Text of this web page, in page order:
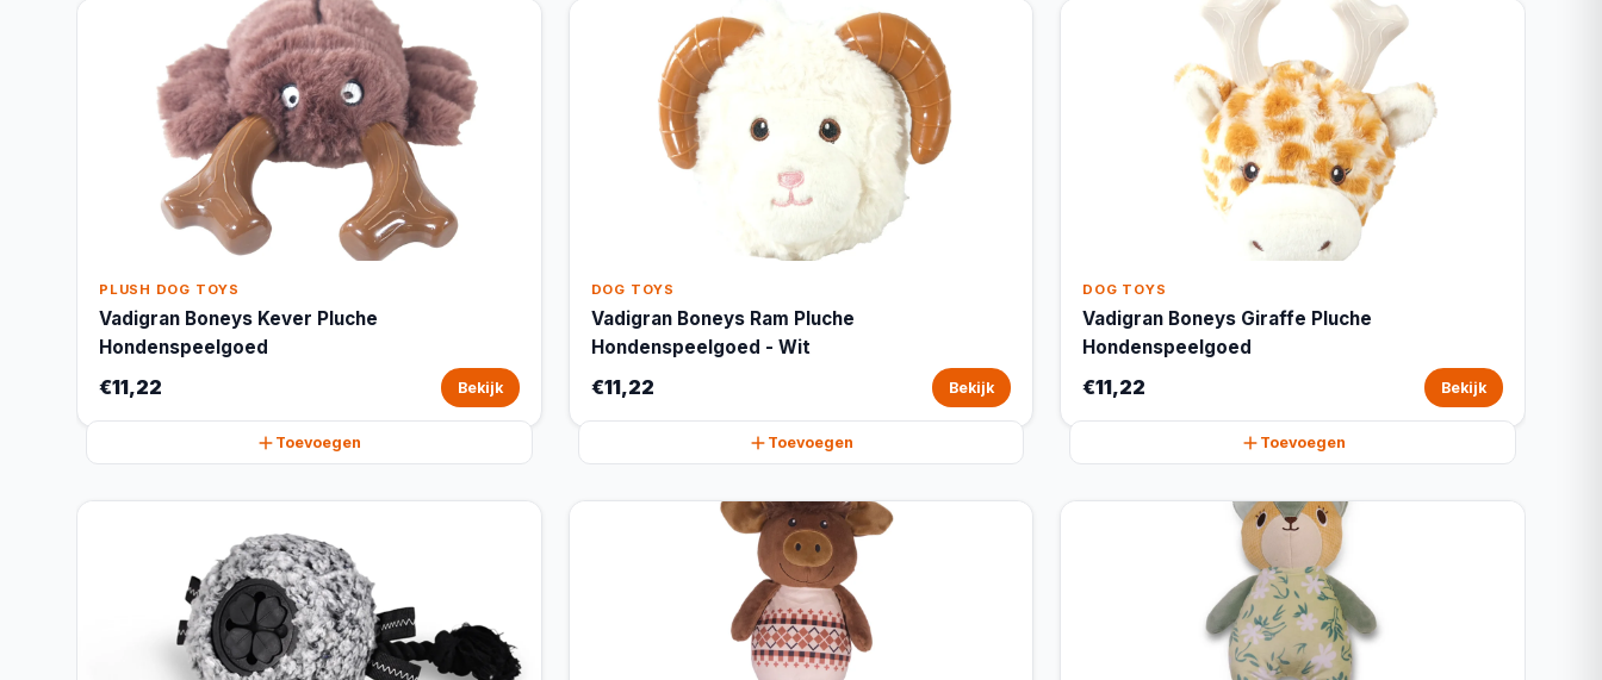
PLUSH DOG TOYS
Vadigran Boneys Kever Pluche
Hondenspeelgoed
€11,22 Bekijk
Toevoegen
DOG TOYS
Vadigran Boneys Ram Pluche
Hondenspeelgoed - Wit
€11,22 Bekijk
Toevoegen
DOG TOYS
Vadigran Boneys Giraffe Pluche
Hondenspeelgoed
€11,22 Bekijk
Toevoegen